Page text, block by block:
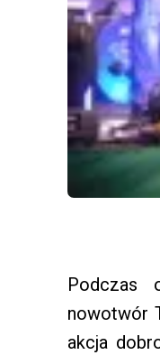
Podczas
nowotwór
akcja